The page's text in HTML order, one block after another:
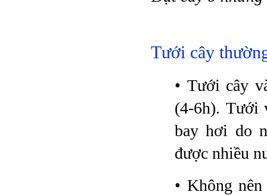
Tưới cây
• Tưới cây
(4-6h). Tưới
bay hơi do
được nhiều
• Không